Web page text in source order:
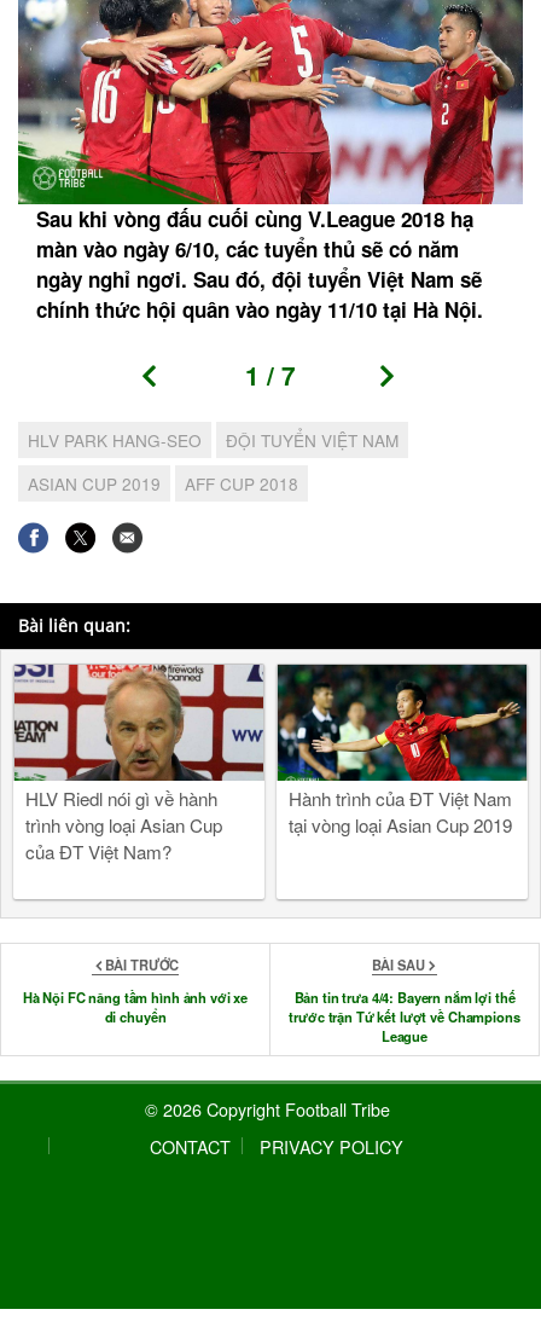
Sau khi vòng đấu cuối cùng V.League 2018 hạ
màn vào ngày 6/10, các tuyển thủ sẽ có năm
ngày nghỉ ngơi. Sau đó, đội tuyển Việt Nam sẽ
chính thức hội quân vào ngày 11/10 tại Hà Nội.
1 / 7
HLV PARK HANG-SEO
ĐỘI TUYỂN VIỆT NAM
ASIAN CUP 2019
AFF CUP 2018
Bài liên quan:
HLV Riedl nói gì về hành
trình vòng loại Asian Cup
của ĐT Việt Nam?
Hành trình của ĐT Việt Nam
tại vòng loại Asian Cup 2019
BÀI TRƯỚC
Hà Nội FC nâng tầm hình ảnh với xe
di chuyển
BÀI SAU
Bản tin trưa 4/4: Bayern nắm lợi thế
trước trận Tứ kết lượt về Champions
League
© 2026 Copyright Football Tribe
CONTACT
PRIVACY POLICY